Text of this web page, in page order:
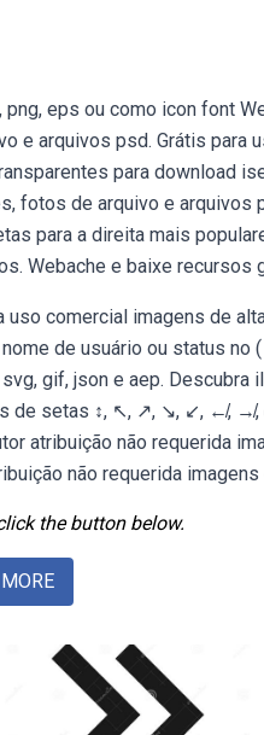
eps ou como icon font
e arquivos psd. Grátis para
para download
fotos de arquivo e arquivos
para a direita mais
Webache e baixe recursos
comercial imagens de
de usuário ou status no
gif, json e aep. Descubra
de setas ↕, ↖, ↗, ↘, ↙, ↚,
atribuição não requerida
não requerida imagens
the button below.